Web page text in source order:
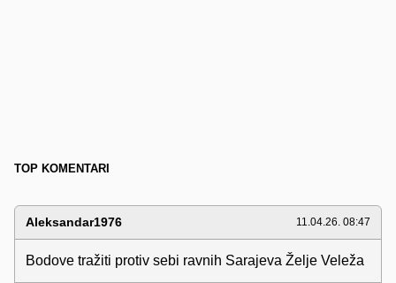
TOP KOMENTARI
Aleksandar1976 11.04.26. 08:47
Bodove tražiti protiv sebi ravnih Sarajeva Želje Veleža